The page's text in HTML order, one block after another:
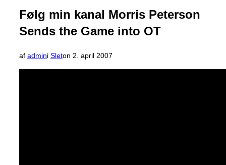
i
sidekolonne
til/fra
Følg min kanal Morris Peterson
Sends the Game into OT
af admini Sleton Udgivet
d.
2. april 2007